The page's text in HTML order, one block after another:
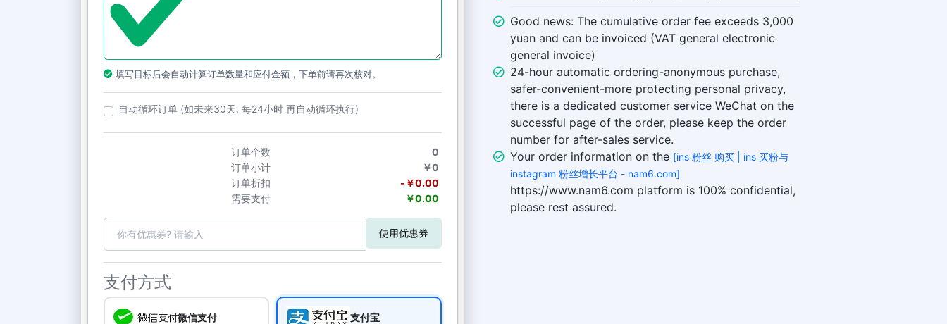
填写目标后会自动计算订单数量和应付金额，下单前请再次核对。
自动循环订单 (如未来30天, 每24小时 再自动循环执行)
订单个数
0
订单小计
￥0
订单折扣
-￥0.00
需要支付
￥0.00
使用优惠券
支付方式
微信支付 支付宝
Good news: The cumulative order fee exceeds 3,000
yuan and can be invoiced (VAT general electronic
general invoice)
24-hour automatic ordering-anonymous purchase,
safer-convenient-more protecting personal privacy,
there is a dedicated customer service WeChat on the
successful page of the order, please keep the order
number for after-sales service.
Your order information on the [ins 粉丝 购买 | ins 买粉与
instagram 粉丝增长平台 - nam6.com]
https://www.nam6.com platform is 100% confidential,
please rest assured.